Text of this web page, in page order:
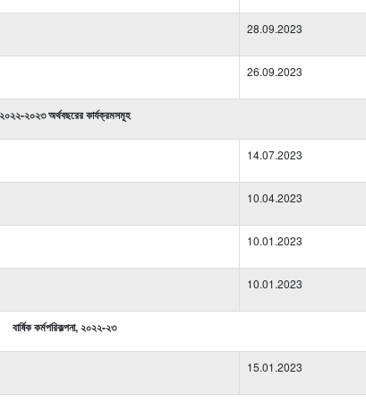
28.09.2023
26.09.2023
২০২২-২০২৩ অর্থবছরের কার্যক্রমসমূহ
14.07.2023
10.04.2023
10.01.2023
10.01.2023
বার্ষিক কর্মপরিকল্পনা, ২০২২-২৩
15.01.2023